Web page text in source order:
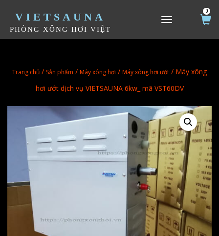
VIETSAUNA
PHÒNG XÔNG HƠI VIỆT
TOGGLE NAVIGATION
0
Trang chủ / Sản phẩm / Máy xông hơi / Máy xông hơi ướt / Máy xông
hơi ướt dịch vụ VIETSAUNA 6kw_ mã VST60DV